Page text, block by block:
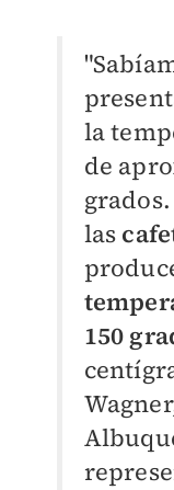
la
de
las
150